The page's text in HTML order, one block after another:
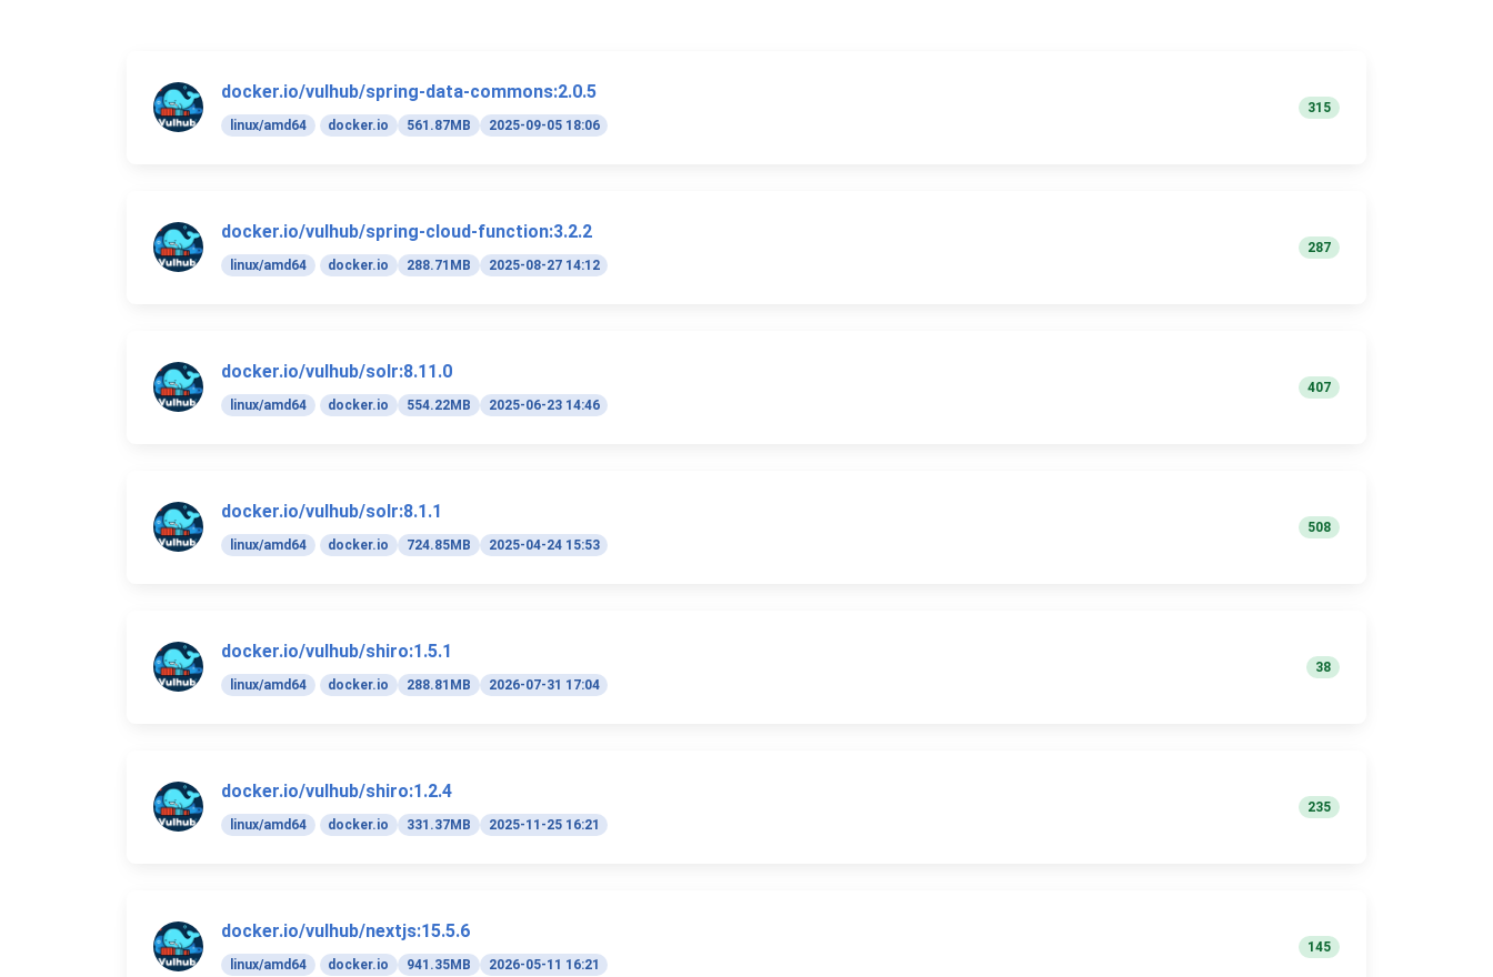
docker.io/vulhub/spring-data-commons:2.0.5
linux/amd64 docker.io 561.87MB 2025-09-05 18:06
315
docker.io/vulhub/spring-cloud-function:3.2.2
linux/amd64 docker.io 288.71MB 2025-08-27 14:12
287
docker.io/vulhub/solr:8.11.0
linux/amd64 docker.io 554.22MB 2025-06-23 14:46
407
docker.io/vulhub/solr:8.1.1
linux/amd64 docker.io 724.85MB 2025-04-24 15:53
508
docker.io/vulhub/shiro:1.5.1
linux/amd64 docker.io 288.81MB 2026-07-31 17:04
38
docker.io/vulhub/shiro:1.2.4
linux/amd64 docker.io 331.37MB 2025-11-25 16:21
235
docker.io/vulhub/nextjs:15.5.6
linux/amd64 docker.io 941.35MB 2026-05-11 16:21
145